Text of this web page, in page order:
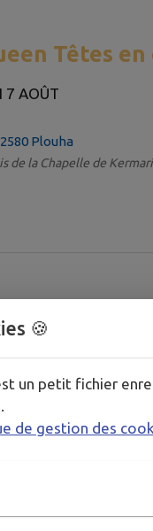
Têtes
7 AOÛT
Plouha
de la Chapelle de
7 AOÛT
21H30
Plouha
🍪
un petit fichier
de gestion des